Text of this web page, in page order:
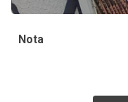
Nota